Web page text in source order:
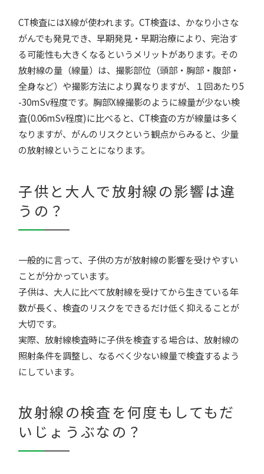
CT検査にはX線が使われます。CT検査は、かなり小さな
がんでも発見でき、早期発見・早期治療により、完治す
る可能性も大きくなるというメリットがあります。その
放射線の量（線量）は、撮影部位（頭部・胸部・腹部・
全身など）や撮影方法により異なりますが、１回あたり5
-30mSv程度です。胸部X線撮影のように線量が少ない検
査(0.06mSv程度)に比べると、CT検査の方が線量は多く
なりますが、がんのリスクという観点からみると、少量
の放射線ということになります。
子供と大人で放射線の影響は違
うの？
一般的に言って、子供の方が放射線の影響を受けやすい
ことが分かっています。
子供は、大人に比べて放射線を受けてから生きている年
数が長く、検査のリスクをできるだけ低く抑えることが
大切です。
実際、放射線検査時に子供を検査する場合は、放射線の
照射条件を調整し、なるべく少ない線量で検査するよう
にしています。
放射線の検査を何度もしてもだ
いじょうぶなの？